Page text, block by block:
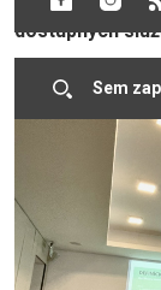
dostupných